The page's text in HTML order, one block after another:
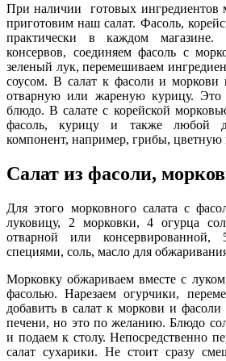
При наличии готовых ингредиентов
приготовим наш салат. Фасоль,
практически в каждом
консервов, соединяем фасоль с
зеленый лук, перемешиваем
соусом. В салат к фасоли и моркови
отварную или жареную курицу. Это
блюдо. В салате с корейской
фасоль, курицу и также любой
компонент, например, грибы, цветную
Салат из фасоли,
Для этого морковного салата с
луковицу, 2 морковки, 4 огурца
отварной или
специями, соль, масло для
Морковку обжариваем вместе с
фасолью. Нарезаем огурчики,
добавить в салат к моркови и
печени, но это по желанию. Блюдо
и подаем к столу. Непосредственно
салат сухарики. Не стоит сразу